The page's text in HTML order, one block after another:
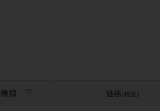
種類 価格(税抜)